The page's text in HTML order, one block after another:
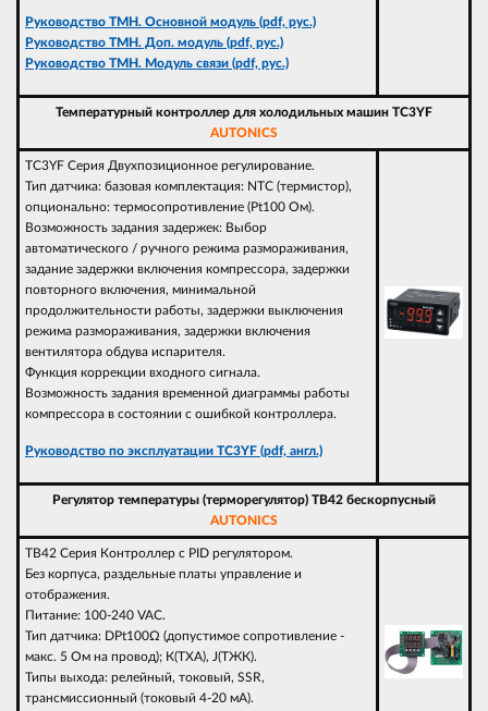
Руководство TMH. Основной модуль (pdf, рус.)
Руководство TMH. Доп. модуль (pdf, рус.)
Руководство TMH. Модуль связи (pdf, рус.)
Температурный контроллер для холодильных машин TC3YF
AUTONICS
TC3YF Серия Двухпозиционное регулирование.
Тип датчика: базовая комплектация: NTC (термистор),
опционально: термосопротивление (Pt100 Ом).
Возможность задания задержек: Выбор
автоматического / ручного режима размораживания,
задание задержки включения компрессора, задержки
повторного включения, минимальной
продолжительности работы, задержки выключения
режима размораживания, задержки включения
вентилятора обдува испарителя.
Функция коррекции входного сигнала.
Возможность задания временной диаграммы работы
компрессора в состоянии с ошибкой контроллера.
Руководство по эксплуатации TC3YF (pdf, англ.)
Регулятор температуры (терморегулятор) TB42 бескорпусный
AUTONICS
TB42 Серия Контроллер с PID регулятором.
Без корпуса, раздельные платы управление и
отображения.
Питание: 100-240 VAC.
Тип датчика: DPt100Ω (допустимое сопротивление -
макс. 5 Ом на провод); К(ТХА), J(ТЖК).
Типы выхода: релейный, токовый, SSR,
трансмиссионный (токовый 4-20 мА).